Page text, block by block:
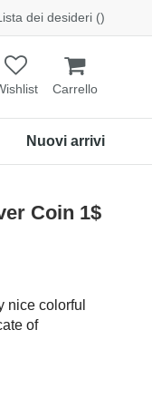
dei desideri ()
Carrello
Nuovi arrivi
Coin 1$
nice colorful
of